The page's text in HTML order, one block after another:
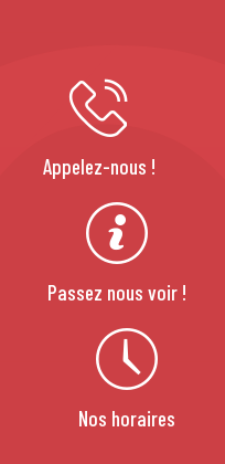
Appelez-nous !
Passez nous voir !
Nos horaires